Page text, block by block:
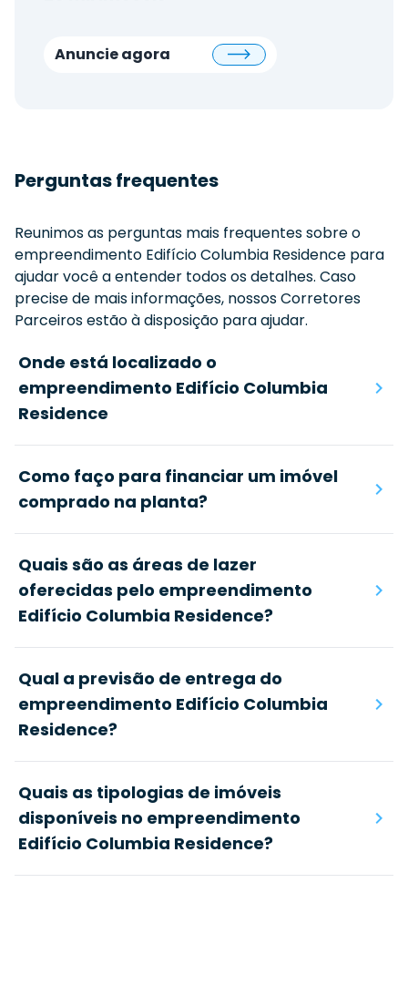
Anuncie agora
Perguntas frequentes
Reunimos as perguntas mais frequentes sobre o
empreendimento Edifício Columbia Residence para
ajudar você a entender todos os detalhes. Caso
precise de mais informações, nossos Corretores
Parceiros estão à disposição para ajudar.
Onde está localizado o
empreendimento Edifício Columbia
Residence
Como faço para financiar um imóvel
comprado na planta?
Quais são as áreas de lazer
oferecidas pelo empreendimento
Edifício Columbia Residence?
Qual a previsão de entrega do
empreendimento Edifício Columbia
Residence?
Quais as tipologias de imóveis
disponíveis no empreendimento
Edifício Columbia Residence?